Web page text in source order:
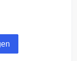
für jeden